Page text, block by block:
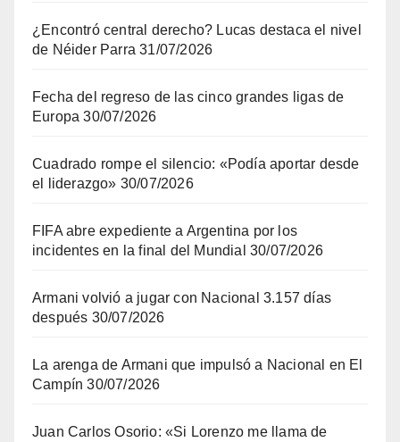
¿Encontró central derecho? Lucas destaca el nivel
de Néider Parra 31/07/2026
Fecha del regreso de las cinco grandes ligas de
Europa 30/07/2026
Cuadrado rompe el silencio: «Podía aportar desde
el liderazgo» 30/07/2026
FIFA abre expediente a Argentina por los
incidentes en la final del Mundial 30/07/2026
Armani volvió a jugar con Nacional 3.157 días
después 30/07/2026
La arenga de Armani que impulsó a Nacional en El
Campín 30/07/2026
Juan Carlos Osorio: «Si Lorenzo me llama de